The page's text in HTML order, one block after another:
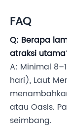
FAQ
Q: Berapa
atraksi
A: Minimal
hari), Laut
atau Oasis.
seimbang.